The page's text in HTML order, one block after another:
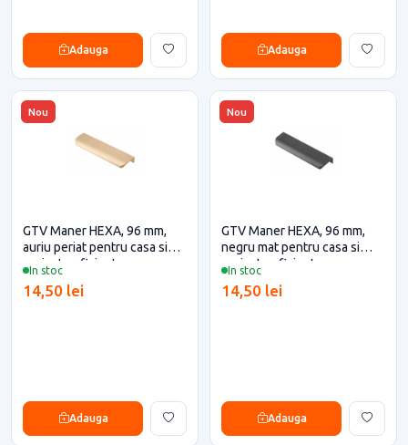
Adauga Adauga
Nou
In stoc
GTV Maner HEXA, 96 mm,
auriu periat pentru casa si
proiecte eficiente
14,50 lei
Adauga
Nou
In stoc
GTV Maner HEXA, 96 mm,
negru mat pentru casa si
proiecte eficiente
14,50 lei
Adauga